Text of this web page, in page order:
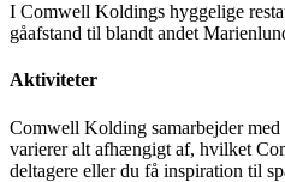
I Comwell Koldings hyggelige
gåafstand til blandt andet
Aktiviteter
Comwell Kolding samarbejder
varierer alt afhængigt af, hvilket
deltagere eller du få inspiration til